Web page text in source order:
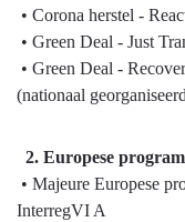
• Corona herstel -
• Green Deal - Just
• Green Deal -
(nationaal
2. Europese
• Majeure Europese
InterregVI A